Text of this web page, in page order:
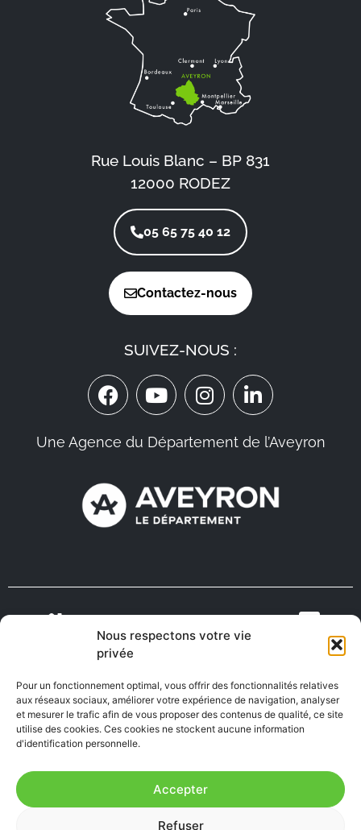
Nous respectons votre vie
privée
Pour un fonctionnement optimal, vous offrir des fonctionnalités relatives
aux réseaux sociaux, améliorer votre expérience de navigation, analyser
et mesurer le trafic afin de vous proposer des contenus de qualité, ce site
utilise des cookies. Ces cookies ne stockent aucune information
d'identification personnelle.
Accepter
Refuser
Rue Louis Blanc – BP 831
12000 RODEZ
05 65 75 40 12
Contactez-nous
SUIVEZ-NOUS :
Une Agence du Département de l’Aveyron
TOURISME
ON RECRUTE EN
AVEYRON
FABRIQUÉ EN
AVEYRON
Mentions Légales|Accessibilité : Partiellement